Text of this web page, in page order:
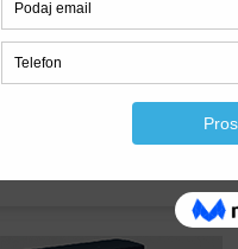
Siatki PLUS
Read More